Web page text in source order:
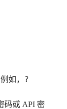
如，
?
码或 API 密